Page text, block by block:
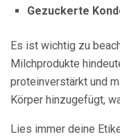
Gezuckerte
Es ist wichtig zu
Milchprodukte
proteinverstärkt und
Körper hinzugefügt,
Lies immer deine